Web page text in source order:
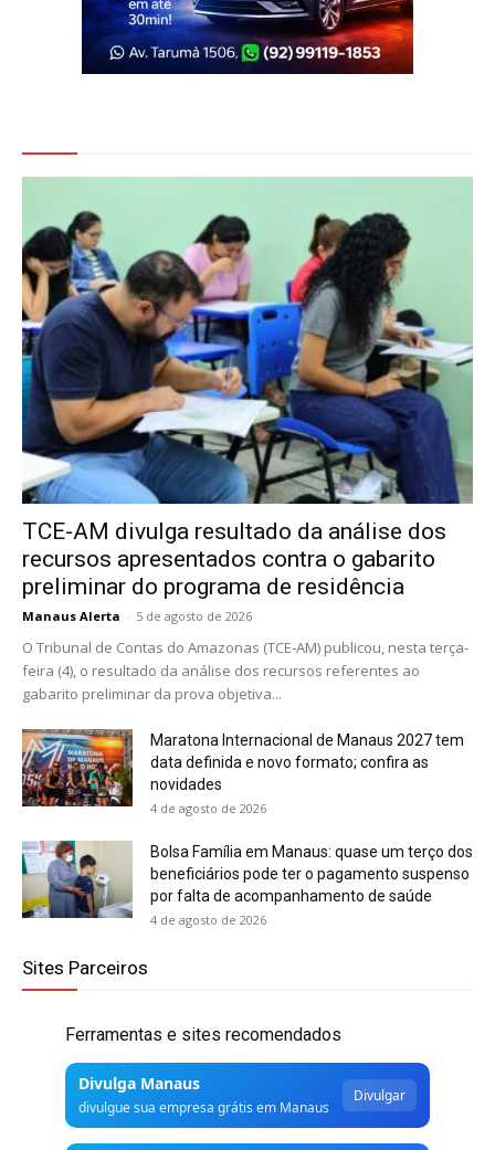
TCE-AM divulga resultado da análise dos
recursos apresentados contra o gabarito
preliminar do programa de residência
Manaus Alerta - 5 de agosto de 2026
O Tribunal de Contas do Amazonas (TCE-AM) publicou, nesta terça-
feira (4), o resultado da análise dos recursos referentes ao
gabarito preliminar da prova objetiva...
Maratona Internacional de Manaus 2027 tem
data definida e novo formato; confira as
novidades
4 de agosto de 2026
Bolsa Família em Manaus: quase um terço dos
beneficiários pode ter o pagamento suspenso
por falta de acompanhamento de saúde
4 de agosto de 2026
Sites Parceiros
Ferramentas e sites recomendados
Divulga Manaus
divulgue sua empresa grátis em Manaus
Divulgar